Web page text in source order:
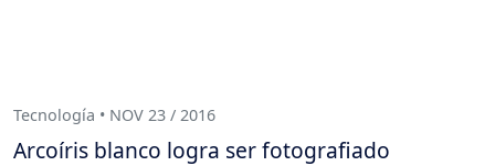
Tecnología • NOV 23 / 2016
Arcoíris blanco logra ser fotografiado